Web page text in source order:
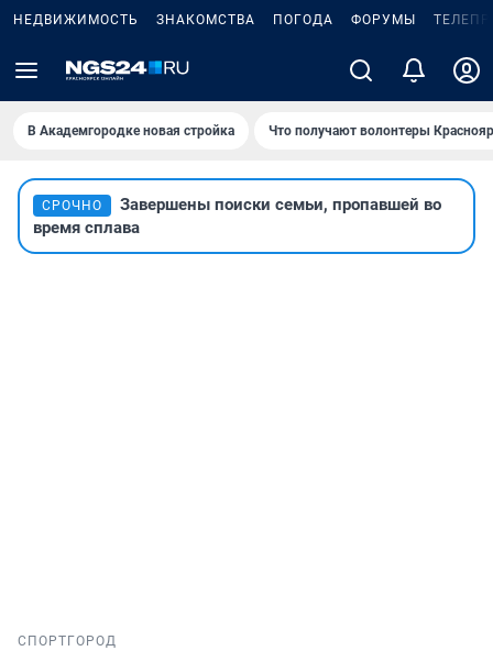
НЕДВИЖИМОСТЬ ЗНАКОМСТВА ПОГОДА ФОРУМЫ
В Академгородке новая стройка Что получают волонтеры
СРОЧНО
Завершены поиски семьи, пропавшей во
время сплава
СПОРТ ГОРОД